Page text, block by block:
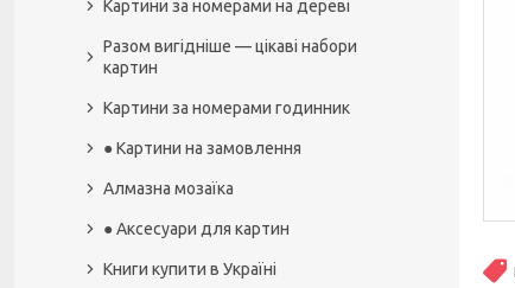
Картини за номерами на дереві
Разом вигідніше — цікаві набори
картин
Картини за номерами годинник
● Картини на замовлення
Алмазна мозаїка
● Аксесуари для картин
Книги купити в Україні